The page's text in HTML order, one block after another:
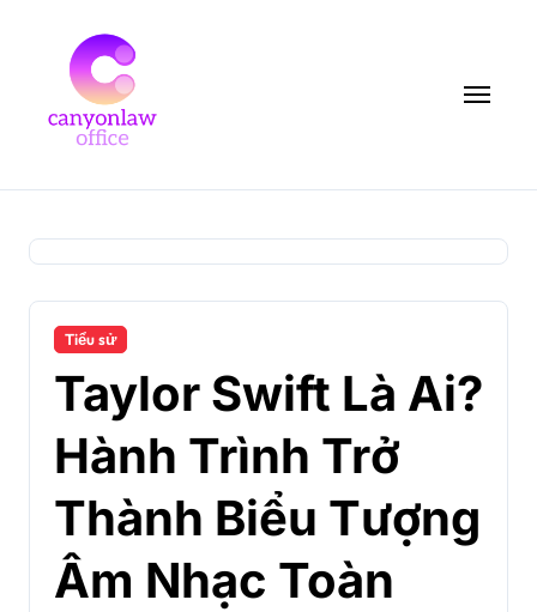
Tiểu sử
Taylor Swift Là Ai?
Hành Trình Trở
Thành Biểu Tượng
Âm Nhạc Toàn